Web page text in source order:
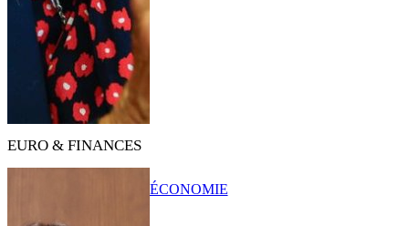
EURO & FINANCES
ÉCONOMIE